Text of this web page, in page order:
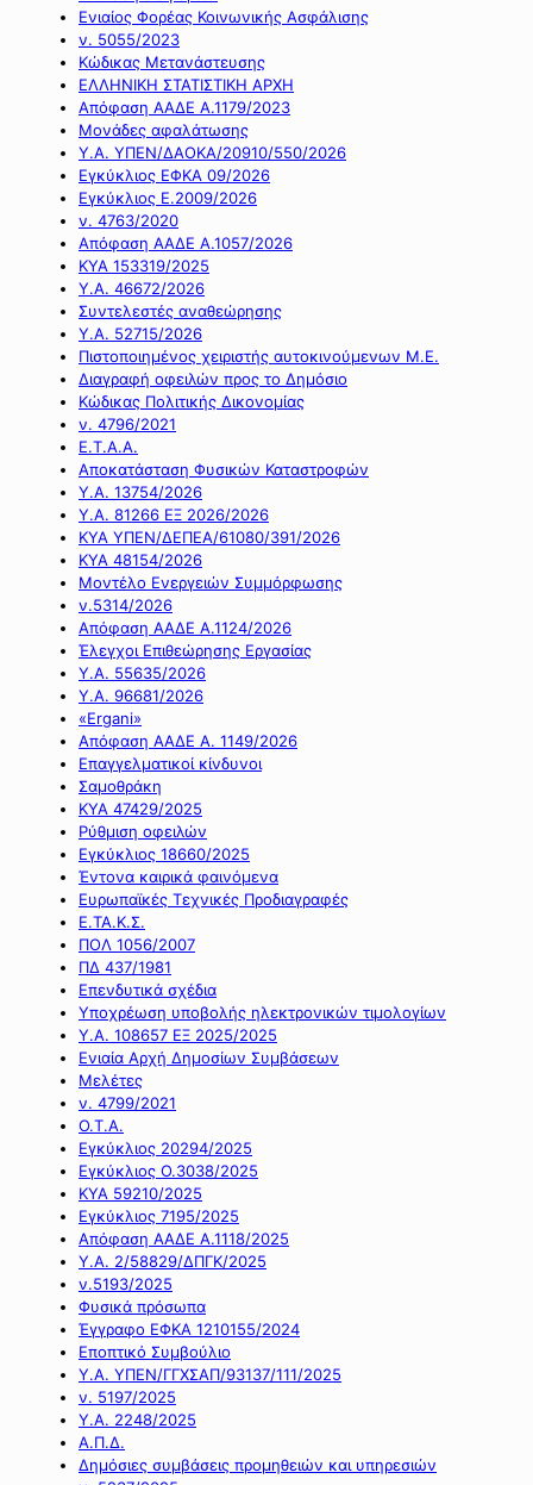
Ενιαίος Φορέας Κοινωνικής Ασφάλισης
ν. 5055/2023
Κώδικας Μετανάστευσης
ΕΛΛΗΝΙΚΗ ΣΤΑΤΙΣΤΙΚΗ ΑΡΧΗ
Απόφαση ΑΑΔΕ Α.1179/2023
Μονάδες αφαλάτωσης
Υ.Α. ΥΠΕΝ/ΔΑΟΚΑ/20910/550/2026
Εγκύκλιος ΕΦΚΑ 09/2026
Εγκύκλιος Ε.2009/2026
ν. 4763/2020
Απόφαση ΑΑΔΕ Α.1057/2026
ΚΥΑ 153319/2025
Υ.Α. 46672/2026
Συντελεστές αναθεώρησης
Υ.Α. 52715/2026
Πιστοποιημένος χειριστής αυτοκινούμενων Μ.Ε.
Διαγραφή οφειλών προς το Δημόσιο
Κώδικας Πολιτικής Δικονομίας
ν. 4796/2021
Ε.Τ.Α.Α.
Αποκατάσταση Φυσικών Καταστροφών
Υ.Α. 13754/2026
Υ.Α. 81266 ΕΞ 2026/2026
ΚΥΑ ΥΠΕΝ/ΔΕΠΕΑ/61080/391/2026
ΚΥΑ 48154/2026
Μοντέλο Ενεργειών Συμμόρφωσης
ν.5314/2026
Απόφαση ΑΑΔΕ Α.1124/2026
Έλεγχοι Επιθεώρησης Εργασίας
Υ.Α. 55635/2026
Υ.Α. 96681/2026
«Ergani»
Απόφαση ΑΑΔΕ Α. 1149/2026
Επαγγελματικοί κίνδυνοι
Σαμοθράκη
ΚΥΑ 47429/2025
Ρύθμιση οφειλών
Εγκύκλιος 18660/2025
Έντονα καιρικά φαινόμενα
Ευρωπαϊκές Τεχνικές Προδιαγραφές
Ε.ΤΑ.Κ.Σ.
ΠΟΛ 1056/2007
ΠΔ 437/1981
Επενδυτικά σχέδια
Υποχρέωση υποβολής ηλεκτρονικών τιμολογίων
Υ.Α. 108657 ΕΞ 2025/2025
Ενιαία Αρχή Δημοσίων Συμβάσεων
Μελέτες
ν. 4799/2021
Ο.Τ.Α.
Εγκύκλιος 20294/2025
Εγκύκλιος Ο.3038/2025
ΚΥΑ 59210/2025
Εγκύκλιος 7195/2025
Απόφαση ΑΑΔΕ Α.1118/2025
Υ.Α. 2/58829/ΔΠΓΚ/2025
ν.5193/2025
Φυσικά πρόσωπα
Έγγραφο ΕΦΚΑ 1210155/2024
Εποπτικό Συμβούλιο
Υ.Α. ΥΠΕΝ/ΓΓΧΣΑΠ/93137/111/2025
ν. 5197/2025
Υ.Α. 2248/2025
Α.Π.Δ.
Δημόσιες συμβάσεις προμηθειών και υπηρεσιών